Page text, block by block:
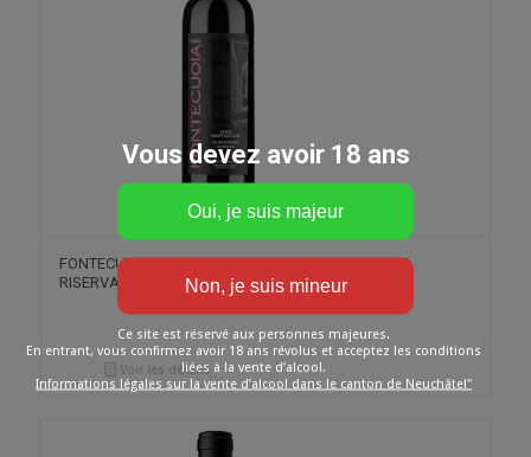
FONTECUOIA DOCG – MONTECUCCO SANGIOVESE
RISERVA – LE VIGNE
Voir les détails
Vous devez avoir 18 ans
Ce site est réservé aux personnes majeures.
En entrant, vous confirmez avoir 18 ans révolus et acceptez les conditions
liées à la vente d’alcool.
Informations légales sur la vente d’alcool dans le canton de Neuchâtel"